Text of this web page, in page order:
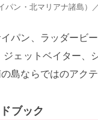
パン・北マリアナ諸島）
パン、ラッダービ
ェットベイター
島ならではのアク
ブック